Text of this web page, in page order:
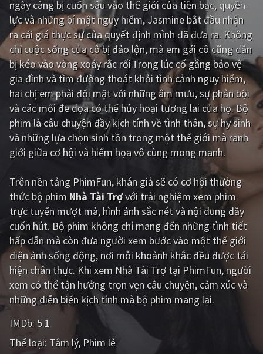
Giật gân Gia đình
Bí ẩn Lịch sử
Viễn Tây Tiểu sử
GameShow DramaTV
QUỐC GIA
Âu - Mỹ Trung Quốc - Hồng Kông
Ấn Độ Việt Nam
Tổng hợp
CẬP NHẬT
PHIM MỚI
PHIM BỘ
PHIM LẺ
PHIM CHIẾU RẠP
ngày càng bị cuốn sâu vào thế giới của tiền bạc, quyền
lực và những bí mật nguy hiểm, Jasmine bắt đầu nhận
ra cái giá thực sự của quyết định mình đã đưa ra. Không
chỉ cuộc sống của cô bị đảo lộn, mà em gái cô cũng dần
bị kéo vào vòng xoáy rắc rối.Trong lúc cố gắng bảo vệ
gia đình và tìm đường thoát khỏi tình cảnh nguy hiểm,
hai chị em phải đối mặt với những âm mưu, sự phản bội
và các mối đe dọa có thể hủy hoại tương lai của họ. Bộ
phim là câu chuyện đầy kịch tính về tình thân, sự hy sinh
và những lựa chọn sinh tồn trong một thế giới mà ranh
giới giữa cơ hội và hiểm họa vô cùng mong manh.
Trên nền tảng PhimFun, khán giả sẽ có cơ hội thưởng
thức bộ phim Nhà Tài Trợvới trải nghiệm xem phim
trực tuyến mượt mà, hình ảnh sắc nét và nội dung đầy
cuốn hút. Bộ phim không chỉ mang đến những tình tiết
hấp dẫn mà còn đưa người xem bước vào một thế giới
điện ảnh sống động, nơi mỗi khoảnh khắc đều được tái
hiện chân thực. Khi xem Nhà Tài Trợ tại PhimFun, người
xem có thể tận hưởng trọn vẹn câu chuyện, cảm xúc và
những diễn biến kịch tính mà bộ phim mang lại.
IMDb: 5.1
Thể loại: Tâm lý Phim lẻ